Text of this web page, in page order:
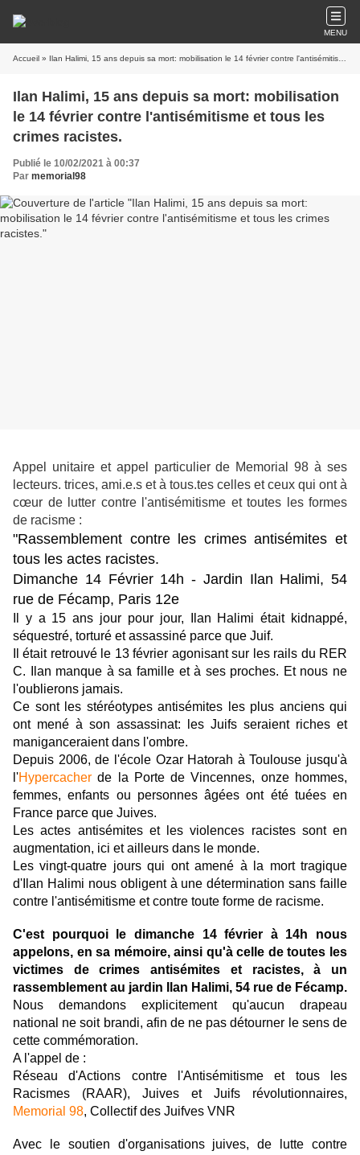
MENU
Accueil » Ilan Halimi, 15 ans depuis sa mort: mobilisation le 14 février contre l'antisémitisme et tous les crimes racistes.
Ilan Halimi, 15 ans depuis sa mort: mobilisation
le 14 février contre l'antisémitisme et tous les
crimes racistes.
Publié le 10/02/2021 à 00:37
Par memorial98
Appel unitaire et appel particulier de Memorial 98 à ses
lecteurs. trices, ami.e.s et à tous.tes celles et ceux qui ont à
cœur de lutter contre l'antisémitisme et toutes les formes
de racisme :
"Rassemblement contre les crimes antisémites et
tous les actes racistes.
Dimanche 14 Février 14h - Jardin Ilan Halimi, 54
rue de Fécamp, Paris 12e
Il y a 15 ans jour pour jour, Ilan Halimi était kidnappé,
séquestré, torturé et assassiné parce que Juif.
Il était retrouvé le 13 février agonisant sur les rails du RER
C. Ilan manque à sa famille et à ses proches. Et nous ne
l'oublierons jamais.
Ce sont les stéréotypes antisémites les plus anciens qui
ont mené à son assassinat: les Juifs seraient riches et
maniganceraient dans l'ombre.
Depuis 2006, de l'école Ozar Hatorah à Toulouse jusqu'à
l'Hypercacher de la Porte de Vincennes, onze hommes,
femmes, enfants ou personnes âgées ont été tuées en
France parce que Juives.
Les actes antisémites et les violences racistes sont en
augmentation, ici et ailleurs dans le monde.
Les vingt-quatre jours qui ont amené à la mort tragique
d'Ilan Halimi nous obligent à une détermination sans faille
contre l'antisémitisme et contre toute forme de racisme.
C'est pourquoi le dimanche 14 février à 14h nous
appelons, en sa mémoire, ainsi qu'à celle de toutes les
victimes de crimes antisémites et racistes, à un
rassemblement au jardin Ilan Halimi, 54 rue de Fécamp.
Nous demandons explicitement qu'aucun drapeau
national ne soit brandi, afin de ne pas détourner le sens de
cette commémoration.
A l'appel de :
Réseau d'Actions contre l'Antisémitisme et tous les
Racismes (RAAR), Juives et Juifs révolutionnaires,
Memorial 98, Collectif des Juifves VNR
Avec le soutien d'organisations juives, de lutte contre